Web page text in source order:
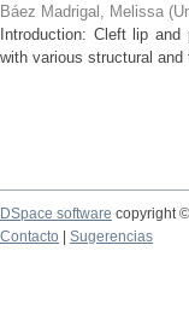
Báez Madrigal, Melissa (
Introduction: Cleft lip
with various structural
DSpace software copyright
Contacto
Sugerencias